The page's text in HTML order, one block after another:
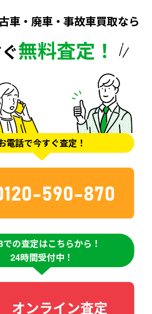
車・廃車・事故車買取なら
無料査定！
電話で今すぐ査定！
の査定はこちらから！
24時間受付中！